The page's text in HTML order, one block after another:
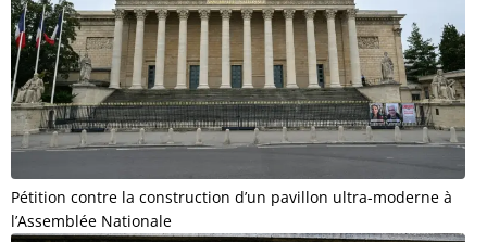
Pétition contre la construction d’un pavillon ultra-moderne à
l’Assemblée Nationale